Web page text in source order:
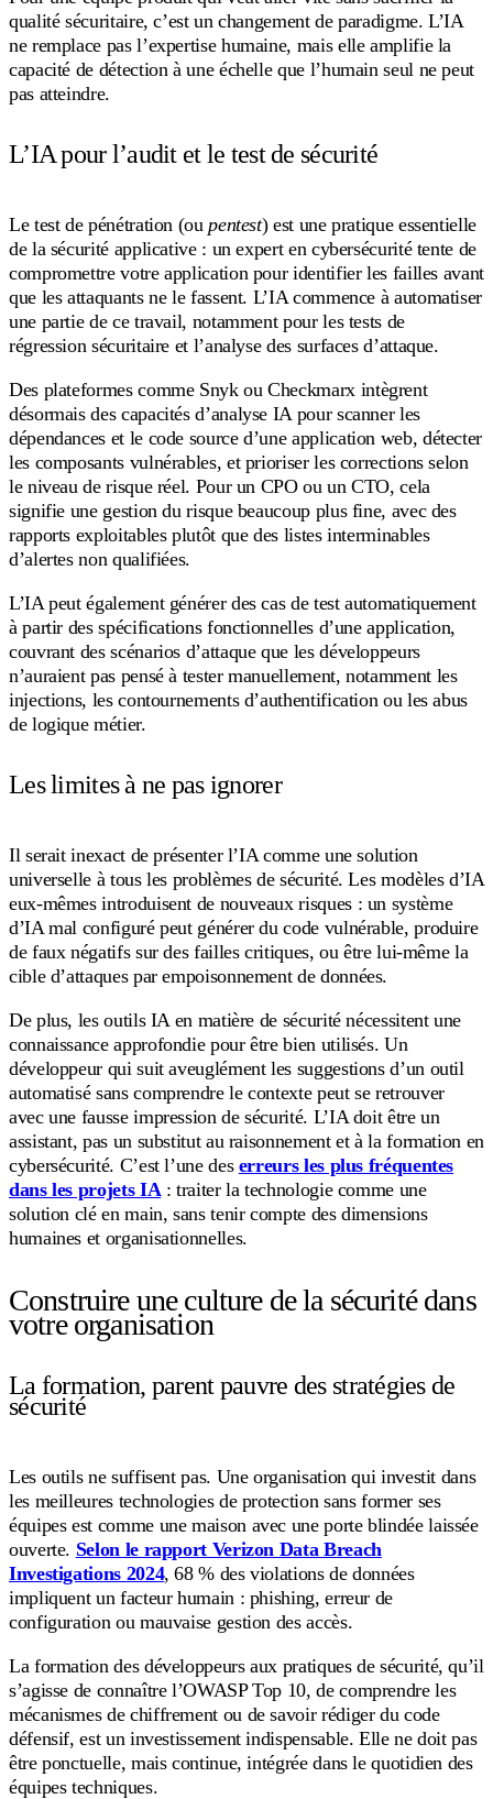
qualité sécuritaire, c’est un changement de paradigme. L’IA
ne remplace pas l’expertise humaine, mais elle amplifie la
capacité de détection à une échelle que l’humain seul ne peut
pas atteindre.
L’IA pour l’audit et le test de sécurité
Le test de pénétration (ou pentest) est une pratique essentielle
de la sécurité applicative : un expert en cybersécurité tente de
compromettre votre application pour identifier les failles avant
que les attaquants ne le fassent. L’IA commence à automatiser
une partie de ce travail, notamment pour les tests de
régression sécuritaire et l’analyse des surfaces d’attaque.
Des plateformes comme Snyk ou Checkmarx intègrent
désormais des capacités d’analyse IA pour scanner les
dépendances et le code source d’une application web, détecter
les composants vulnérables, et prioriser les corrections selon
le niveau de risque réel. Pour un CPO ou un CTO, cela
signifie une gestion du risque beaucoup plus fine, avec des
rapports exploitables plutôt que des listes interminables
d’alertes non qualifiées.
L’IA peut également générer des cas de test automatiquement
à partir des spécifications fonctionnelles d’une application,
couvrant des scénarios d’attaque que les développeurs
n’auraient pas pensé à tester manuellement, notamment les
injections, les contournements d’authentification ou les abus
de logique métier.
Les limites à ne pas ignorer
Il serait inexact de présenter l’IA comme une solution
universelle à tous les problèmes de sécurité. Les modèles d’IA
eux-mêmes introduisent de nouveaux risques : un système
d’IA mal configuré peut générer du code vulnérable, produire
de faux négatifs sur des failles critiques, ou être lui-même la
cible d’attaques par empoisonnement de données.
De plus, les outils IA en matière de sécurité nécessitent une
connaissance approfondie pour être bien utilisés. Un
développeur qui suit aveuglément les suggestions d’un outil
automatisé sans comprendre le contexte peut se retrouver
avec une fausse impression de sécurité. L’IA doit être un
assistant, pas un substitut au raisonnement et à la formation en
cybersécurité. C’est l’une des erreurs les plus fréquentes
dans les projets IA : traiter la technologie comme une
solution clé en main, sans tenir compte des dimensions
humaines et organisationnelles.
Construire une culture de la sécurité dans
votre organisation
La formation, parent pauvre des stratégies de
sécurité
Les outils ne suffisent pas. Une organisation qui investit dans
les meilleures technologies de protection sans former ses
équipes est comme une maison avec une porte blindée laissée
ouverte. Selon le rapport Verizon Data Breach
Investigations 2024, 68 % des violations de données
impliquent un facteur humain : phishing, erreur de
configuration ou mauvaise gestion des accès.
La formation des développeurs aux pratiques de sécurité, qu’il
s’agisse de connaître l’OWASP Top 10, de comprendre les
mécanismes de chiffrement ou de savoir rédiger du code
défensif, est un investissement indispensable. Elle ne doit pas
être ponctuelle, mais continue, intégrée dans le quotidien des
équipes techniques.